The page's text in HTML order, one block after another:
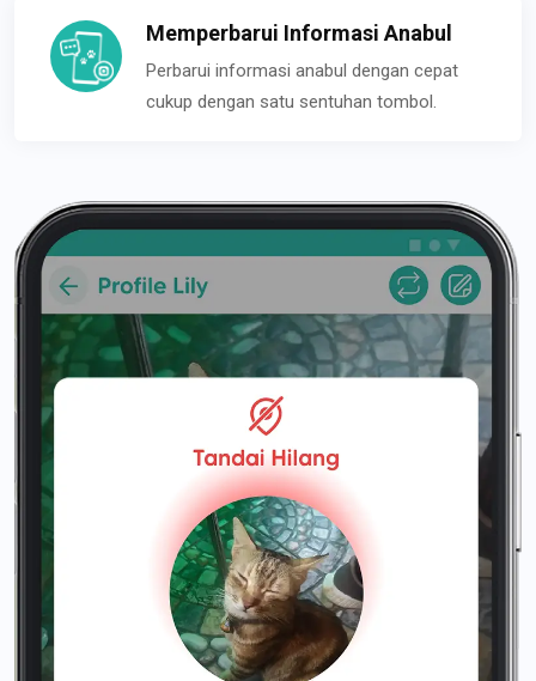
Memperbarui Informasi Anabul
Perbarui informasi anabul dengan cepat
cukup dengan satu sentuhan tombol.